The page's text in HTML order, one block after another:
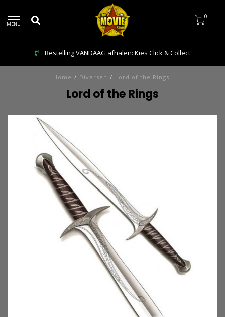
MENU
0
Bestelling VANDAAG afhalen: Kies Click & Collect
Home / Diversen / Lord of the Rings
Lord of the Rings